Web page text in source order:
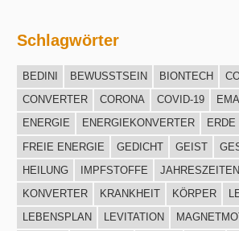
Schlagwörter
BEDINI BEWUSSTSEIN BIONTECH
CONVERTER
CORONA COVID-19 EMA
ENERGIE
ENERGIEKONVERTER ERDE
FREIE ENERGIE
GEDICHT GEIST
HEILUNG
IMPFSTOFFE JAHRESZEITEN
KONVERTER
KRANKHEIT KÖRPER
LEBENSPLAN
LEVITATION